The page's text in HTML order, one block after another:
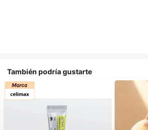
También podría gustarte